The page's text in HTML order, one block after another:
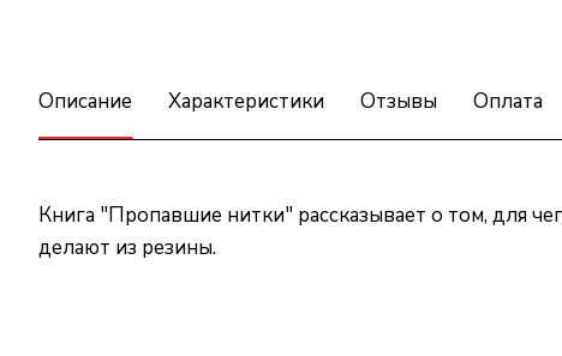
Описание Характеристики Отзывы Оплата
Книга "Пропавшие нитки" рассказывает о том, для
делают из резины.